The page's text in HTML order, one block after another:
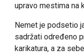
upravo mestima na
Nemet je podsetio
sadržati određeno
karikatura, a za